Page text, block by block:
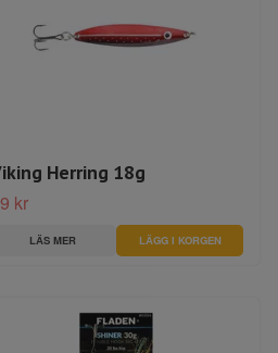
Herring 18g
kr
LÄS MER LÄGG I KORGEN